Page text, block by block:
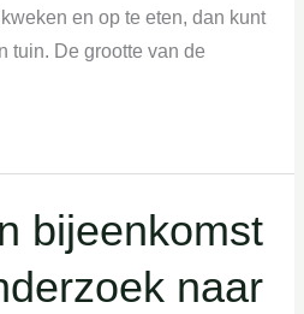
en op te eten, dan kunt
tuin. De grootte van de
bijeenkomst
naar